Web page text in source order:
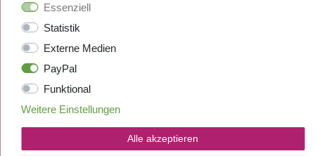
PERSÖNLICHER KUNDENSERVICE
Essenziell
Statistik
Externe Medien
PayPal
Funktional
Weitere Einstellungen
Alle akzeptieren